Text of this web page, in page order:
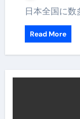
日本全国に
Read More